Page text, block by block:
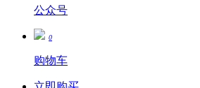
公众号
0
购物车